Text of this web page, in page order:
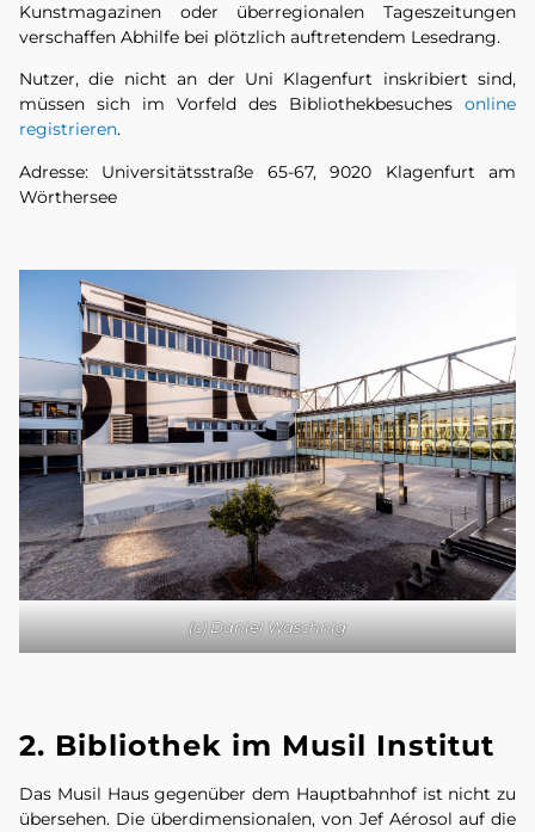
Kunstmagazinen oder überregionalen Tageszeitungen
verschaffen Abhilfe bei plötzlich auftretendem Lesedrang.
Nutzer, die nicht an der Uni Klagenfurt inskribiert sind,
müssen sich im Vorfeld des Bibliothekbesuches online
registrieren.
Adresse: Universitätsstraße 65-67, 9020 Klagenfurt am
Wörthersee
(c) Daniel Waschnig
2. Bibliothek im Musil Institut
Das Musil Haus gegenüber dem Hauptbahnhof ist nicht zu
übersehen. Die überdimensionalen, von Jef Aérosol auf die